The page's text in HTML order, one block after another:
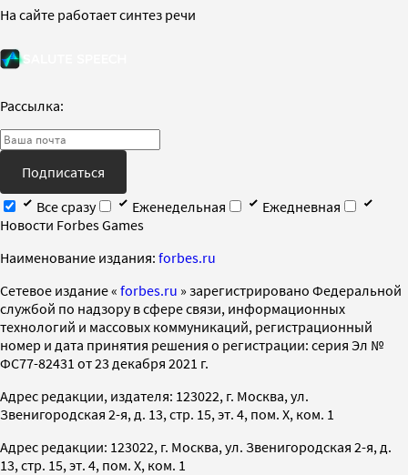
На сайте работает синтез речи
Рассылка:
Подписаться
Все сразу
Еженедельная
Ежедневная
Новости Forbes Games
Наименование издания: forbes.ru
Cетевое издание « forbes.ru » зарегистрировано Федеральной
службой по надзору в сфере связи, информационных
технологий и массовых коммуникаций, регистрационный
номер и дата принятия решения о регистрации: серия Эл №
ФС77-82431 от 23 декабря 2021 г.
Адрес редакции, издателя: 123022, г. Москва, ул.
Звенигородская 2-я, д. 13, стр. 15, эт. 4, пом. X, ком. 1
Адрес редакции: 123022, г. Москва, ул. Звенигородская 2-я, д.
13, стр. 15, эт. 4, пом. X, ком. 1